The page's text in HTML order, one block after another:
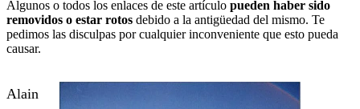
Algunos o todos los enlaces de este artículo pueden haber sido
removidos o estar rotos debido a la antigüedad del mismo. Te
pedimos las disculpas por cualquier inconveniente que esto pueda
causar.
Alain